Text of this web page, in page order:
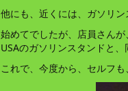
他にも、近くには、ガソリ
始めてでしたが、店員さんが
USAのガソリンスタンドと
これで、今度から、セルフ